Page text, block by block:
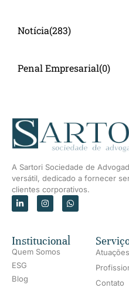
Notícia(283)
Penal Empresarial(0)
A Sartori Sociedade de
versátil, dedicado a fornecer
clientes corporativos.
Institucional
Quem Somos
ESG
Blog
Atuações
Contato